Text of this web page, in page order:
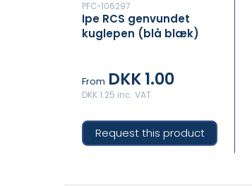
PFC-106297
Ipe RCS genvundet
kuglepen (blå blæk)
From DKK 1.00
DKK 1.25 inc. VAT
Request this product